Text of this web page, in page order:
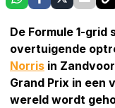
De Formule 1-
overtuigende
Norris in
Grand Prix in een
wereld wordt